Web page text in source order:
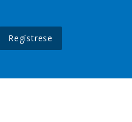
Regístrese